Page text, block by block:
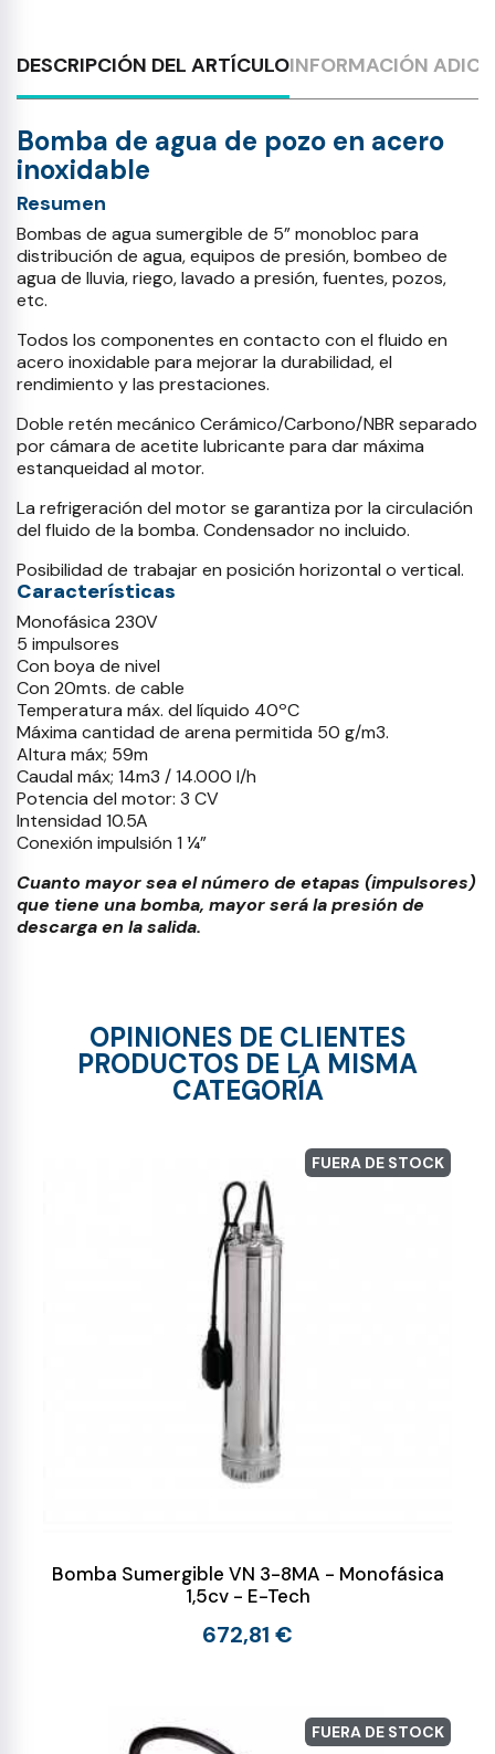
DESCRIPCIÓN DEL ARTÍCULOINFORMACIÓN
Bomba de agua de pozo en acero
inoxidable
Resumen
Bombas de agua sumergible de 5” monobloc para
distribución de agua, equipos de presión, bombeo de
agua de lluvia, riego, lavado a presión, fuentes, pozos,
etc.
Todos los componentes en contacto con el fluido en
acero inoxidable para mejorar la durabilidad, el
rendimiento y las prestaciones.
Doble retén mecánico Cerámico/Carbono/NBR separado
por cámara de acetite lubricante para dar máxima
estanqueidad al motor.
La refrigeración del motor se garantiza por la circulación
del fluido de la bomba. Condensador no incluido.
Posibilidad de trabajar en posición horizontal o vertical.
Características
Monofásica 230V
5 impulsores
Con boya de nivel
Con 20mts. de cable
Temperatura máx. del líquido 40ºC
Máxima cantidad de arena permitida 50 g/m3.
Altura máx; 59m
Caudal máx; 14m3 / 14.000 l/h
Potencia del motor: 3 CV
Intensidad 10.5A
Conexión impulsión 1 ¼”
Cuanto mayor sea el número de etapas (impulsores)
que tiene una bomba, mayor será la presión de
descarga en la salida.
OPINIONES DE CLIENTES
PRODUCTOS DE LA MISMA
CATEGORÍA
FUERA DE STOCK
Bomba Sumergible VN 3-8MA - Monofásica
1,5cv - E-Tech
672,81 €
FUERA DE STOCK